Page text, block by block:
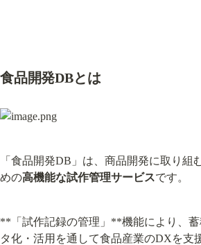
食品開発DBとは
「食品開発DB」は、商品開発に取り組
めの高機能な試作管理サービスです。
**「試作記録の管理」**機能により、
タ化・活用を通して食品産業のDXを支